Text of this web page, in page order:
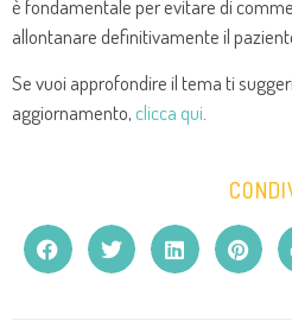
è fondamentale per evitare di
allontanare definitivamente il
Se vuoi approfondire il tema ti
aggiornamento, clicca qui